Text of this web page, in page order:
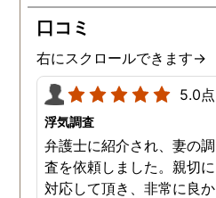
口コミ
右にスクロールできます→
5.0点
浮気調査
弁護士に紹介され、妻の調
査を依頼しました。親切に
対応して頂き、非常に良か